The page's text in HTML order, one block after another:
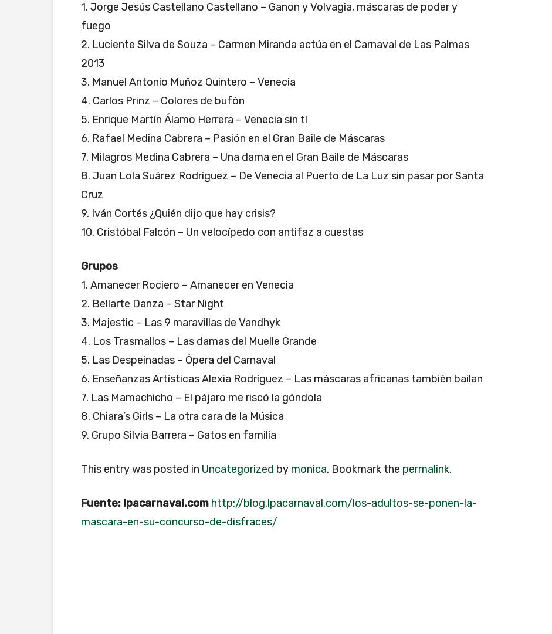
1. Jorge Jesús Castellano Castellano – Ganon y Volvagia, máscaras de poder y
fuego
2. Luciente Silva de Souza – Carmen Miranda actúa en el Carnaval de Las Palmas
2013
3. Manuel Antonio Muñoz Quintero – Venecia
4. Carlos Prinz – Colores de bufón
5. Enrique Martín Álamo Herrera – Venecia sin tí
6. Rafael Medina Cabrera – Pasión en el Gran Baile de Máscaras
7. Milagros Medina Cabrera – Una dama en el Gran Baile de Máscaras
8. Juan Lola Suárez Rodríguez – De Venecia al Puerto de La Luz sin pasar por Santa
Cruz
9. Iván Cortés ¿Quién dijo que hay crisis?
10. Cristóbal Falcón – Un velocípedo con antifaz a cuestas
Grupos
1. Amanecer Rociero – Amanecer en Venecia
2. Bellarte Danza – Star Night
3. Majestic – Las 9 maravillas de Vandhyk
4. Los Trasmallos – Las damas del Muelle Grande
5. Las Despeinadas – Ópera del Carnaval
6. Enseñanzas Artísticas Alexia Rodríguez – Las máscaras africanas también bailan
7. Las Mamachicho – El pájaro me riscó la góndola
8. Chiara’s Girls – La otra cara de la Música
9. Grupo Silvia Barrera – Gatos en familia
This entry was posted in Uncategorized by monica. Bookmark the permalink.
Fuente: lpacarnaval.com http://blog.lpacarnaval.com/los-adultos-se-ponen-la-
mascara-en-su-concurso-de-disfraces/